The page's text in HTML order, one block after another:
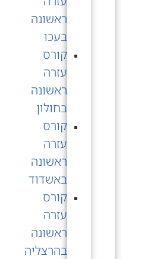
ראשונה
בעכו
קורס
עזרה
ראשונה
בחולון
קורס
עזרה
ראשונה
באשדוד
קורס
עזרה
ראשונה
בהרצליה